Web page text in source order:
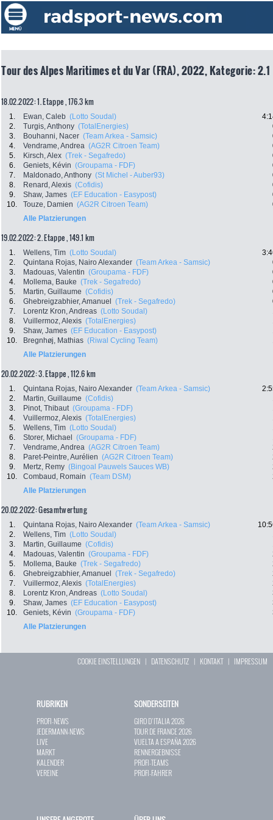
Tour des Alpes Maritimes et du Var (FRA), 2022, Kategorie: 2.1
18.02.2022: 1. Etappe , 176.3 km
1. Ewan, Caleb (Lotto Soudal)
2.
Turgis, Anthony (TotalEnergies)
3.
Bouhanni, Nacer (Team Arkea - Samsic)
4.
Vendrame, Andrea (AG2R Citroen Team)
5.
Kirsch, Alex (Trek - Segafredo)
6.
Geniets, Kévin (Groupama - FDF)
7.
Maldonado, Anthony (St Michel - Auber93)
8.
Renard, Alexis (Cofidis)
9.
Shaw, James (EF Education - Easypost)
10.
Touze, Damien (AG2R Citroen Team)
Alle Platzierungen
19.02.2022: 2. Etappe , 149.1 km
1. Wellens, Tim (Lotto Soudal)
2.
Quintana Rojas, Nairo Alexander (Team Arkea - Samsic)
3.
Madouas, Valentin (Groupama - FDF)
4.
Mollema, Bauke (Trek - Segafredo)
5.
Martin, Guillaume (Cofidis)
6.
Ghebreigzabhier, Amanuel (Trek - Segafredo)
7.
Lorentz Kron, Andreas (Lotto Soudal)
8.
Vuillermoz, Alexis (TotalEnergies)
9.
Shaw, James (EF Education - Easypost)
10.
Bregnhøj, Mathias (Riwal Cycling Team)
Alle Platzierungen
20.02.2022: 3. Etappe , 112.6 km
1. Quintana Rojas, Nairo Alexander (Team Arkea - Samsic)
2.
Martin, Guillaume (Cofidis)
3.
Pinot, Thibaut (Groupama - FDF)
4.
Vuillermoz, Alexis (TotalEnergies)
5.
Wellens, Tim (Lotto Soudal)
6.
Storer, Michael (Groupama - FDF)
7.
Vendrame, Andrea (AG2R Citroen Team)
8.
Paret-Peintre, Aurélien (AG2R Citroen Team)
9.
Mertz, Remy (Bingoal Pauwels Sauces WB)
10.
Combaud, Romain (Team DSM)
Alle Platzierungen
20.02.2022: Gesamtwertung
1. Quintana Rojas, Nairo Alexander (Team Arkea - Samsic)
2.
Wellens, Tim (Lotto Soudal)
3.
Martin, Guillaume (Cofidis)
4.
Madouas, Valentin (Groupama - FDF)
5.
Mollema, Bauke (Trek - Segafredo)
6.
Ghebreigzabhier, Amanuel (Trek - Segafredo)
7.
Vuillermoz, Alexis (TotalEnergies)
8.
Lorentz Kron, Andreas (Lotto Soudal)
9.
Shaw, James (EF Education - Easypost)
10.
Geniets, Kévin (Groupama - FDF)
Alle Platzierungen
COOKIE EINSTELLUNGEN | DATENSCHUTZ | KONTAKT| IMPRESSUM
RUBRIKEN
PROFI-NEWS
JEDERMANN-NEWS
LIVE
MARKT
KALENDER
VEREINE
SONDERSEITEN
GIRO D`ITALIA 2026
TOUR DE FRANCE 2026
VUELTA A ESPAÑA 2026
RENNERGEBNISSE
PROFI-TEAMS
PROFI-FAHRER